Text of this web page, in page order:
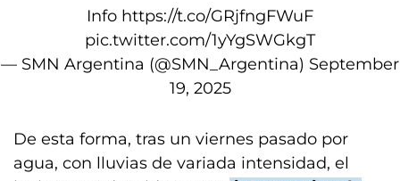
Info https://t.co/GRjfngFWuF
pic.twitter.com/1yYgSWGkgT
— SMN Argentina (@SMN_Argentina) September
19, 2025
De esta forma, tras un viernes pasado por
agua, con lluvias de variada intensidad, el